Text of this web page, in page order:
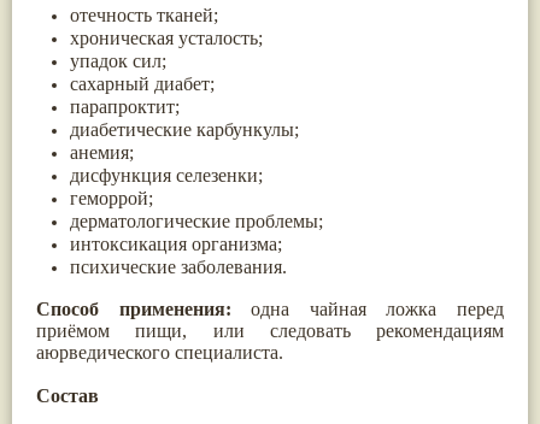
отечность тканей;
хроническая усталость;
упадок сил;
сахарный диабет;
парапроктит;
диабетические карбункулы;
анемия;
дисфункция селезенки;
геморрой;
дерматологические проблемы;
интоксикация организма;
психические заболевания.
Способ применения:одна чайная ложка перед
приёмом пищи, или следовать рекомендациям
аюрведического специалиста.
Состав
Юстиция сосудистая/Васака
Каранджа
Касторовое масло (8)
(8)
Мята(8)
Пушкара(8)
more...